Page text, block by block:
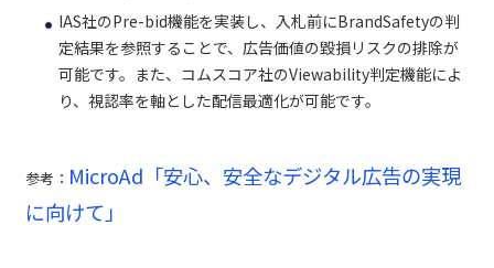
IAS社のPre-bid機能を実装し、入札前にBrandSafetyの判
定結果を参照することで、広告価値の毀損リスクの排除が
可能です。また、コムスコア社のViewability判定機能によ
り、視認率を軸とした配信最適化が可能です。
参考： MicroAd「安心、安全なデジタル広告の実現
に向けて」